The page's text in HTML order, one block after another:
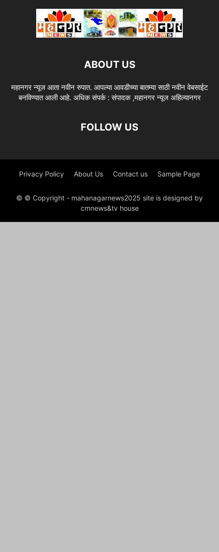
ABOUT US
महानगर न्यूज आता नवीन रुपात. आपल्या आवडीच्या बातम्या साठी नवीन वेबसाईट
बनविण्यात आली आहे. अधिक संपर्क : संपादक ,महानगर न्यूज अहिल्यानगर
FOLLOW US
Privacy Policy About Us Contact us Sample Page
© © Copyright - mahanagarnews2025 site is designed by
cmnews&tv house